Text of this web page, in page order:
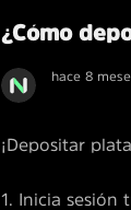
¿Cómo
hace 8
¡Depositar
1. Inicia sesión